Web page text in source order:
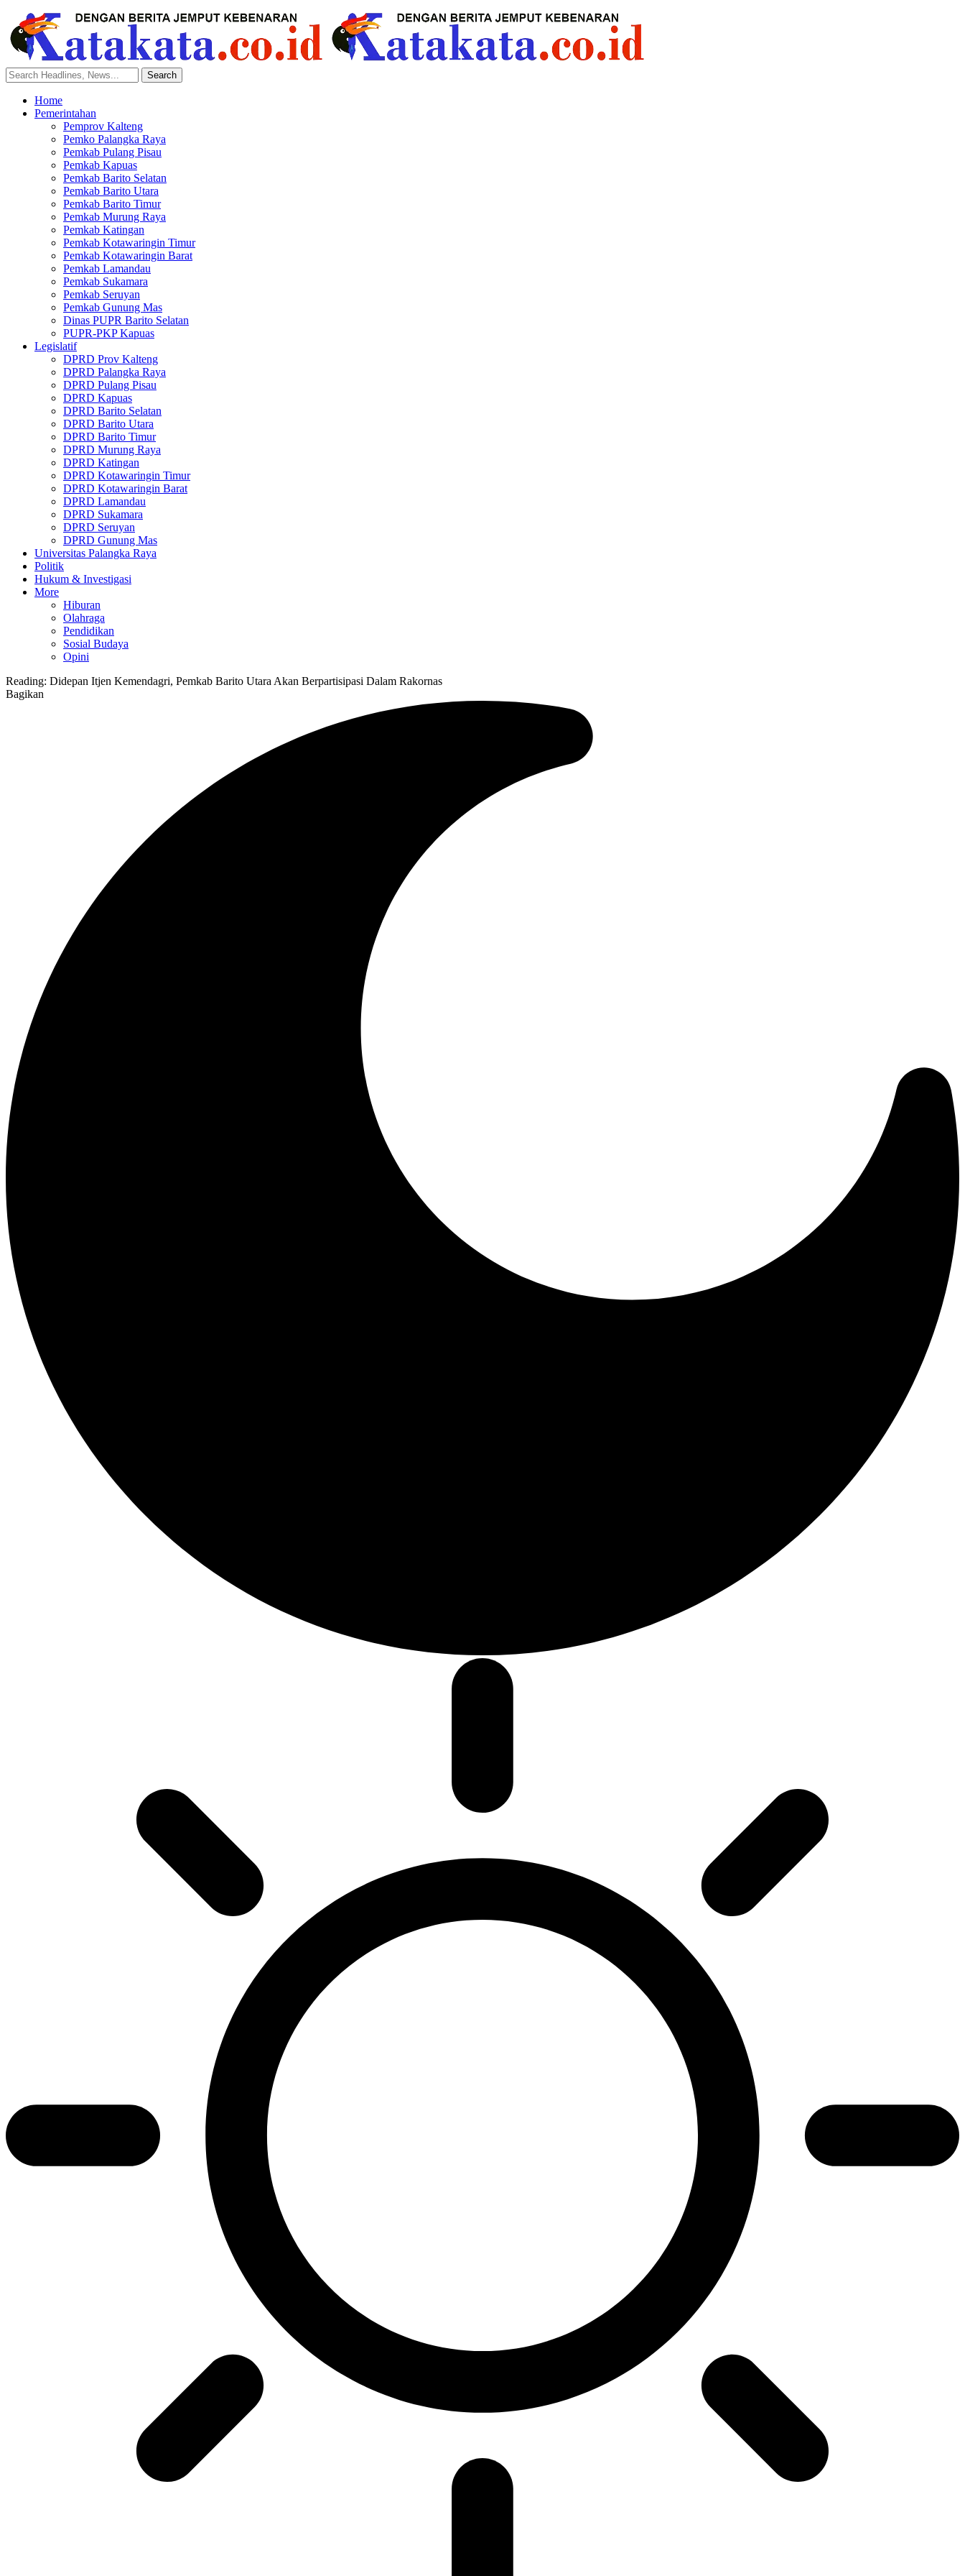
Home
Pemerintahan
Pemprov Kalteng
Pemko Palangka Raya
Pemkab Pulang Pisau
Pemkab Kapuas
Pemkab Barito Selatan
Pemkab Barito Utara
Pemkab Barito Timur
Pemkab Murung Raya
Pemkab Katingan
Pemkab Kotawaringin Timur
Pemkab Kotawaringin Barat
Pemkab Lamandau
Pemkab Sukamara
Pemkab Seruyan
Pemkab Gunung Mas
Dinas PUPR Barito Selatan
PUPR-PKP Kapuas
Legislatif
DPRD Prov Kalteng
DPRD Palangka Raya
DPRD Pulang Pisau
DPRD Kapuas
DPRD Barito Selatan
DPRD Barito Utara
DPRD Barito Timur
DPRD Murung Raya
DPRD Katingan
DPRD Kotawaringin Timur
DPRD Kotawaringin Barat
DPRD Lamandau
DPRD Sukamara
DPRD Seruyan
DPRD Gunung Mas
Universitas Palangka Raya
Politik
Hukum & Investigasi
More
Hiburan
Olahraga
Pendidikan
Sosial Budaya
Opini
Reading: Didepan Itjen Kemendagri, Pemkab Barito Utara Akan Berpartisipasi Dalam Rakornas
Bagikan